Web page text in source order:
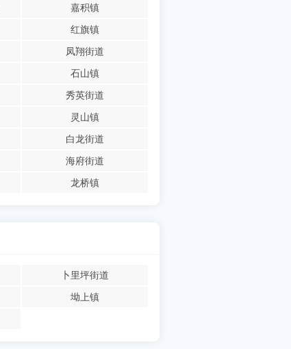
嘉积镇
红旗镇
凤翔街道
石山镇
秀英街道
灵山镇
白龙街道
海府街道
龙桥镇
卜里坪街道
坳上镇